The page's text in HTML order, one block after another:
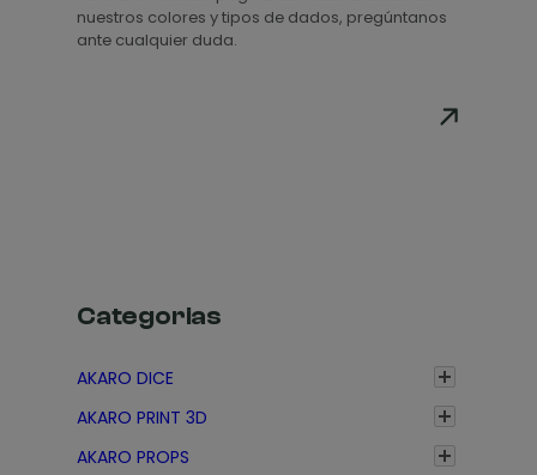
nuestros colores y tipos de dados, pregúntanos
ante cualquier duda.
Categorias
AKARO DICE
AKARO PRINT 3D
AKARO PROPS